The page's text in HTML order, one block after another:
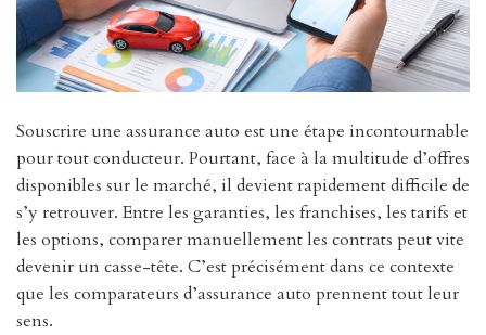
Souscrire une assurance auto est une étape incontournable
pour tout conducteur. Pourtant, face à la multitude d’offres
disponibles sur le marché, il devient rapidement difficile de
s’y retrouver. Entre les garanties, les franchises, les tarifs et
les options, comparer manuellement les contrats peut vite
devenir un casse-tête. C’est précisément dans ce contexte
que les comparateurs d’assurance auto prennent tout leur
sens.